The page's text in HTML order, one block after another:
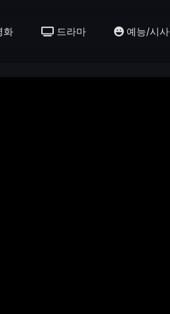
화 드라마 예능/시사